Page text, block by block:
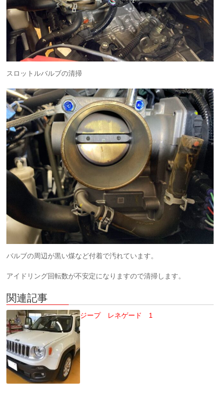
スロットルバルブの清掃
バルブの周辺が黒い煤など付着で汚れています。
アイドリング回転数が不安定になりますので清掃します。
関連記事
ジープ レネゲード 1